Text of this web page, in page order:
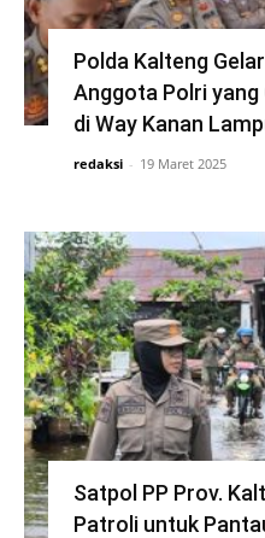
Polda Kalteng
Anggota Polri yang
di Way Kanan
redaksi - 19 Maret 2025
Satpol PP Prov.
Patroli untuk